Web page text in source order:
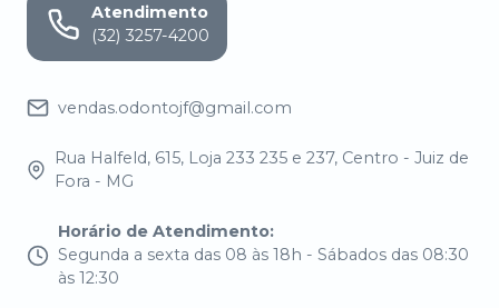
Atendimento
(32) 3257-4200
vendas.odontojf@gmail.com
Rua Halfeld, 615, Loja 233 235 e 237, Centro - Juiz de
Fora - MG
Horário de Atendimento:
Segunda a sexta das 08 às 18h - Sábados das 08:30
às 12:30